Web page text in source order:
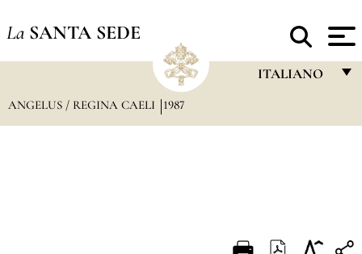
La SANTA SEDE
ITALIANO
ANGELUS / REGINA CAELI 1987